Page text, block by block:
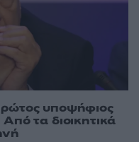
υποψήφιος
τα διοικητικά